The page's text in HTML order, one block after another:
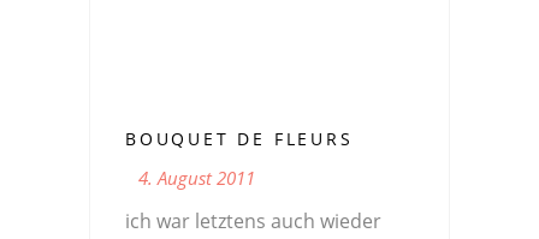
BOUQUET DE FLEURS
4. August 2011
ich war letztens auch wieder